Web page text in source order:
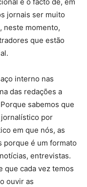
jornais ser muito
neste momento,
que estão
interno nas
das redações a
sabemos que
por
em que nós, as
porque é um formato
entrevistas.
que cada vez temos
ouvir as